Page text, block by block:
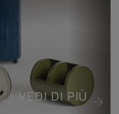
VEDI DI PIÙ